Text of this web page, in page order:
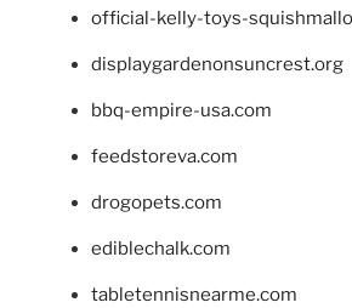
official-kelly-toys-
displaygardenonsuncrest.org
bbq-empire-usa.com
feedstoreva.com
drogopets.com
ediblechalk.com
tabletennisnearme.com